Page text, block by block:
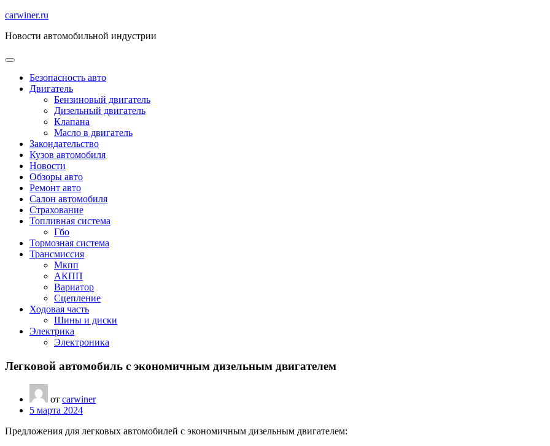
Перейти
содержимому
carwiner.ru
Новости автомобильной индустрии
Безопасность авто
Двигатель
Бензиновый двигатель
Дизельный двигатель
Клапана
Масло в двигатель
Закондательство
Кузов автомобиля
Новости
Обзоры авто
Ремонт авто
Салон автомобиля
Страхование
Топливная система
Гбо
Тормозная система
Трансмиссия
Мкпп
АКПП
Вариатор
Сцепление
Ходовая часть
Шины и диски
Электрика
Электроника
Легковой автомобиль с экономичным дизельным двигателем
от carwiner
5 марта 2024
Предложения для легковых автомобилей с экономичным дизельным двигателем: